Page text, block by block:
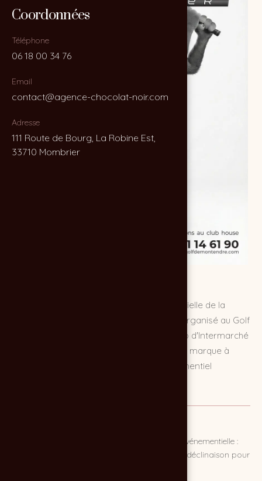
Coordonnées
Téléphone
06 18 00 34 76
Email
contact@agence-chocolat-noir.com
Adresse
111 Route de Bourg, La Robine Est,
33710 Mombrier
Coordonnées
Téléphone
06 18 00 34 76
Email
contact@agence-chocolat-noir.com
Adresse
111 Route de Bourg, La Robine Est,
33710 Mombrier
L'agence Chocolat Noir signe l'affiche officielle de la
Coupe Intermarché 2026, tournoi de golf organisé au Golf
de Montendre. En mettant en scène le loup d'Intermarché
sur le green, la création allie l'humour de la marque à
l'élégance du golf pour un support événementiel
Conception et direction artistique de l'affiche événementielle :
recherche créative, illustration, mise en page et déclinaison pour